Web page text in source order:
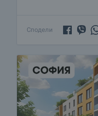
Сподели